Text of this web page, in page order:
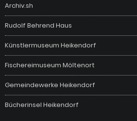
Archiv.sh
Rudolf Behrend Haus
Künstlermuseum Heikendorf
Fischereimuseum Möltenort
Gemeindewerke Heikendorf
Bücherinsel Heikendorf